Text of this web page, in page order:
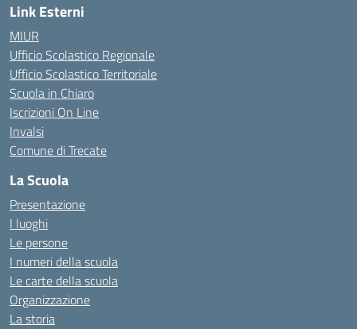
Link Esterni
MIUR
Ufficio Scolastico Regionale
Ufficio Scolastico Territoriale
Scuola in Chiaro
Iscrizioni On Line
Invalsi
Comune di Trecate
La Scuola
Presentazione
I luoghi
Le persone
I numeri della scuola
Le carte della scuola
Organizzazione
La storia